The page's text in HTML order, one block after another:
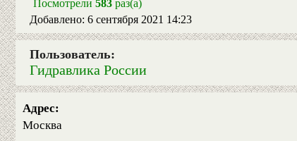
Посмотрели 583 раз(а)
Добавлено: 6 сентября 2021 14:23
Пользователь:
Гидравлика России
Адрес:
Москва